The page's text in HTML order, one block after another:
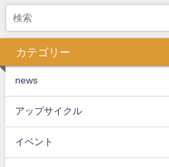
カテゴリー
news
アップサイクル
イベント